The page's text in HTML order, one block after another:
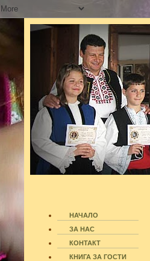
НАЧАЛО
ЗА НАС
КОНТАКТ
КНИГА ЗА ГОСТИ